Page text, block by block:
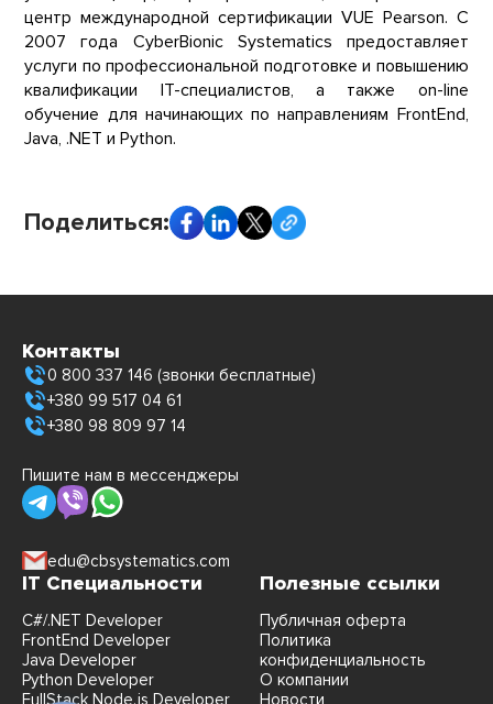
центр международной сертификации VUE Pearson. С
2007 года CyberBionic Systematics предоставляет
услуги по профессиональной подготовке и повышению
квалификации IT-специалистов, а также on-line
обучение для начинающих по направлениям FrontEnd,
Java, .NET и Python.
Поделиться:
Контакты
0 800 337 146 (звонки бесплатные)
+380 99 517 04 61
+380 98 809 97 14
Пишите нам в мессенджеры
edu@cbsystematics.com
IT Специальности
C#/.NET Developer
FrontEnd Developer
Java Developer
Python Developer
FullStack Node.js Developer
Полезные ссылки
Публичная оферта
Политика
конфиденциальность
О компании
Новости